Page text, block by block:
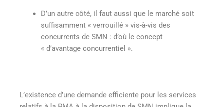
D’un autre côté, il faut aussi que le marché soit
suffisamment « verrouillé » vis-à-vis des
concurrents de SMN : d’où le concept
« d’avantage concurrentiel ».
L’existence d’une demande efficiente pour les services